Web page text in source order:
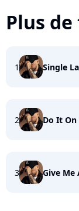
Plus
1 Single
2 Do It
3 Give Me